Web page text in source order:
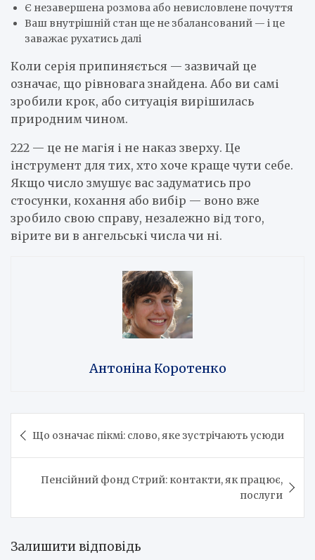
Є незавершена розмова або невисловлене почуття
Ваш внутрішній стан ще не збалансований — і це
заважає рухатись далі
Коли серія припиняється — зазвичай це
означає, що рівновага знайдена. Або ви самі
зробили крок, або ситуація вирішилась
природним чином.
222 — це не магія і не наказ зверху. Це
інструмент для тих, хто хоче краще чути себе.
Якщо число змушує вас задуматись про
стосунки, кохання або вибір — воно вже
зробило свою справу, незалежно від того,
вірите ви в ангельські числа чи ні.
Антоніна Коротенко
записів
Що означає пікмі: слово, яке зустрічають усюди
Пенсійний фонд Стрий: контакти, як працює,
послуги
Залишити відповідь